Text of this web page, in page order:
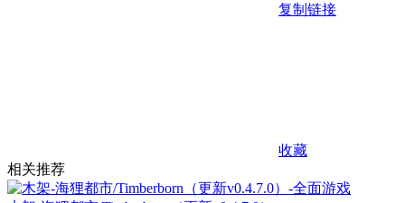
复制链接
收藏
相关推荐